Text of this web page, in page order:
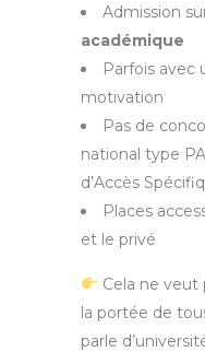
Admission
académique
Parfois avec
motivation
Pas de
national type
d’Accès
Places
et le privé
Cela ne veut
la portée de
parle